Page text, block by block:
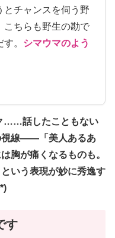
とチャンスを伺う野
こちらも野生の勘で
。 シマウマのよう
……話したこともない
視線——「美人あるあ
胸が痛くなるものも。
いう表現が妙に秀逸す
す